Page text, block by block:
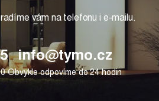
vám na telefonu i e-mailu.
info@tymo.cz
Obvykle odpovíme do 24 hodin